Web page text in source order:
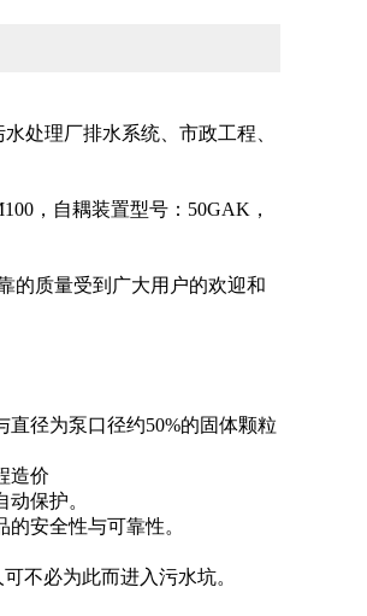
处理厂排水系统、市政工程、
，自耦装置型号：50GAK，
的质量受到广大用户的欢迎和
径为泵口径约50%的固体颗粒
造价
保护。
安全性与可靠性。
不必为此而进入污水坑。